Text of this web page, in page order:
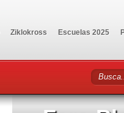
Ziklokross Escuelas 2025